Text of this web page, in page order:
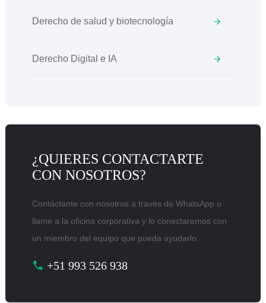
Derecho de salud y biotecnología
Derecho Digital e IA
¿QUIERES CONTACTARTE
CON NOSOTROS?
Contáctante con nosotros a través de WhatsApp o
llame a la oficina corporativa y lo conectaremos con
un miembro del equipo que pueda ayudarlo.
+51 993 526 938